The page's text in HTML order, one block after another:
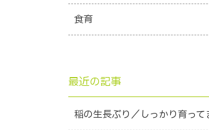
食育
最近の記事
稲の生長ぶり／しっかり育って